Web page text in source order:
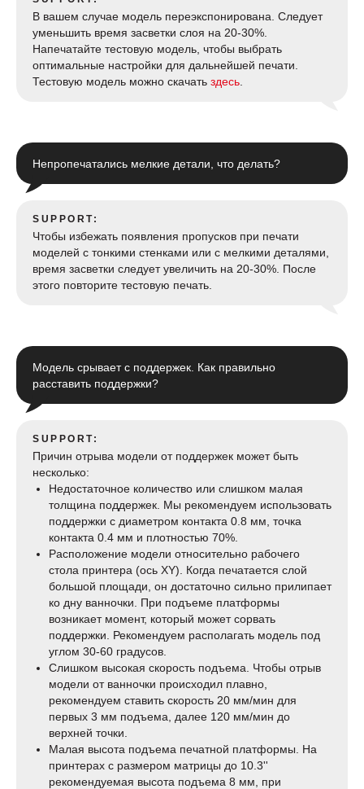
В вашем случае модель переэкспонирована. Следует
уменьшить время засветки слоя на 20-30%.
Напечатайте тестовую модель, чтобы выбрать
оптимальные настройки для дальнейшей печати.
Тестовую модель можно скачать здесь
Непропечатались мелкие детали, что делать?
SUPPORT:
Чтобы избежать появления пропусков при печати
моделей с тонкими стенками или с мелкими деталями,
время засветки следует увеличить на 20-30%. После
этого повторите тестовую печать.
Модель срывает с поддержек. Как правильно
расставить поддержки?
SUPPORT:
Причин отрыва модели от поддержек может быть
несколько:
Недостаточное количество или слишком малая
толщина поддержек. Мы рекомендуем использовать
поддержки с диаметром контакта 0.8 мм, точка
контакта 0.4 мм и плотностью 70%.
Расположение модели относительно рабочего
стола принтера (ось XY). Когда печатается слой
большой площади, он достаточно сильно прилипает
ко дну ванночки. При подъеме платформы
возникает момент, который может сорвать
поддержки. Рекомендуем располагать модель под
углом 30-60 градусов.
Слишком высокая скорость подъема. Чтобы отрыв
модели от ванночки происходил плавно,
рекомендуем ставить скорость 20 мм/мин для
первых 3 мм подъема, далее 120 мм/мин до
верхней точки.
Малая высота подъема печатной платформы. На
принтерах с размером матрицы до 10.3''
рекомендуемая высота подъема 8 мм, при